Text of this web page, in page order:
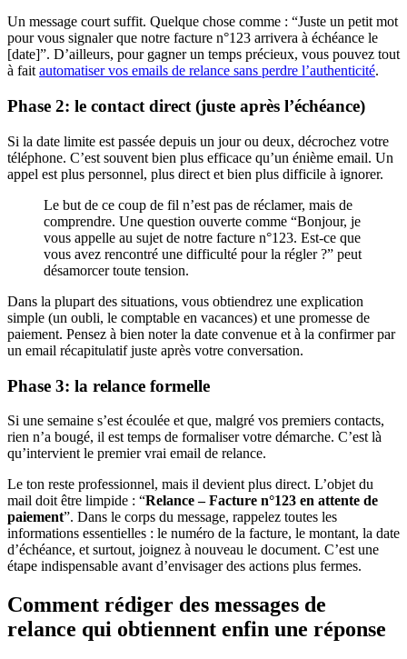
Un message court suffit. Quelque chose comme : “Juste un petit mot
pour vous signaler que notre facture n°123 arrivera à échéance le
[date]”. D’ailleurs, pour gagner un temps précieux, vous pouvez tout
à faitautomatiser vos emails de relance sans perdre l’authenticité.
Phase 2: le contact direct (juste après l’échéance)
Si la date limite est passée depuis un jour ou deux, décrochez votre
téléphone. C’est souvent bien plus efficace qu’un énième email. Un
appel est plus personnel, plus direct et bien plus difficile à ignorer.
Le but de ce coup de fil n’est pas de réclamer, mais de
comprendre. Une question ouverte comme “Bonjour, je
vous appelle au sujet de notre facture n°123. Est-ce que
vous avez rencontré une difficulté pour la régler ?” peut
désamorcer toute tension.
Dans la plupart des situations, vous obtiendrez une explication
simple (un oubli, le comptable en vacances) et une promesse de
paiement. Pensez à bien noter la date convenue et à la confirmer par
un email récapitulatif juste après votre conversation.
Phase 3: la relance formelle
Si une semaine s’est écoulée et que, malgré vos premiers contacts,
rien n’a bougé, il est temps de formaliser votre démarche. C’est là
qu’intervient le premier vrai email de relance.
Le ton reste professionnel, mais il devient plus direct. L’objet du
mail doit être limpide : “Relance – Facture n°123 en attente de
paiement”. Dans le corps du message, rappelez toutes les
informations essentielles : le numéro de la facture, le montant, la date
d’échéance, et surtout, joignez à nouveau le document. C’est une
étape indispensable avant d’envisager des actions plus fermes.
Comment rédiger des messages de
relance qui obtiennent enfin une réponse